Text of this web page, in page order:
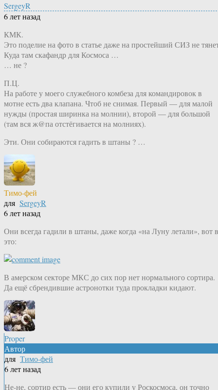
SergeyR
6 лет назад
КМК.
Это поделие на фото в статье даже на простейший СИЗ не
Куда там скафандр для Космоса …
… не ?
П.Ц.
На работе у моего служебного комбеза для командировок в
мотне есть два клапана. Чтоб не снимая. Первый — для малой
нужды (простая ширинка на молнии), второй — для большой
(там вся ж@па отстёгивается на молниях).
Эти. Они собираются гадить в штаны ? …
Тимо-фей
для SergeyR
6 лет назад
Они всегда гадили в штаны, даже когда «на Луну летали», вот в
это:
В амерском секторе МКС до сих пор нет нормального сортира.
Да ещё сбрендившие астронотки туда прокладки кидают.
Proper
Автор
для Тимо-фей
6 лет назад
Не-не, сортир есть — они его купили у Роскосмоса, он точно